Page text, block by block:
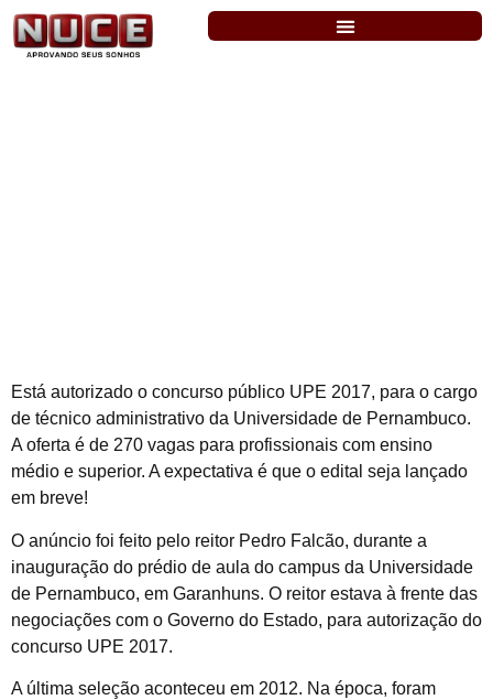
Está autorizado o concurso público UPE 2017, para o cargo
de técnico administrativo da Universidade de Pernambuco.
A oferta é de 270 vagas para profissionais com ensino
médio e superior. A expectativa é que o edital seja lançado
em breve!
O anúncio foi feito pelo reitor Pedro Falcão, durante a
inauguração do prédio de aula do campus da Universidade
de Pernambuco, em Garanhuns. O reitor estava à frente das
negociações com o Governo do Estado, para autorização do
concurso UPE 2017.
A última seleção aconteceu em 2012. Na época, foram